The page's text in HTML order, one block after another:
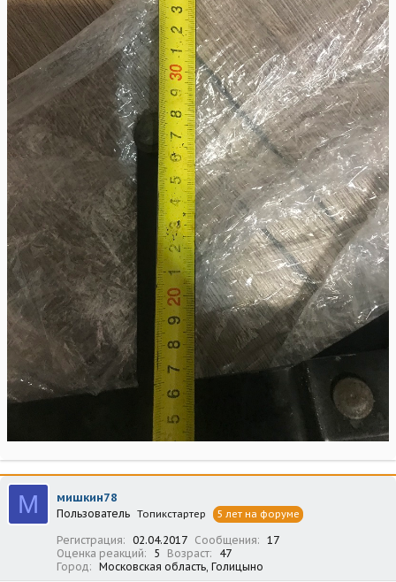
М мишкин78
Пользователь Топикстартер 5 лет на форуме
Регистрация 02.04.2017 Сообщения
17
Оценка реакций
5 Возраст
47
Город
Московская область, Голицыно